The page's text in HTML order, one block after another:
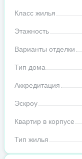
Класс жилья
Этажность
Варианты отделки
Тип дома
Аккредитация
Эскроу
Квартир в корпусе
Тип жилья